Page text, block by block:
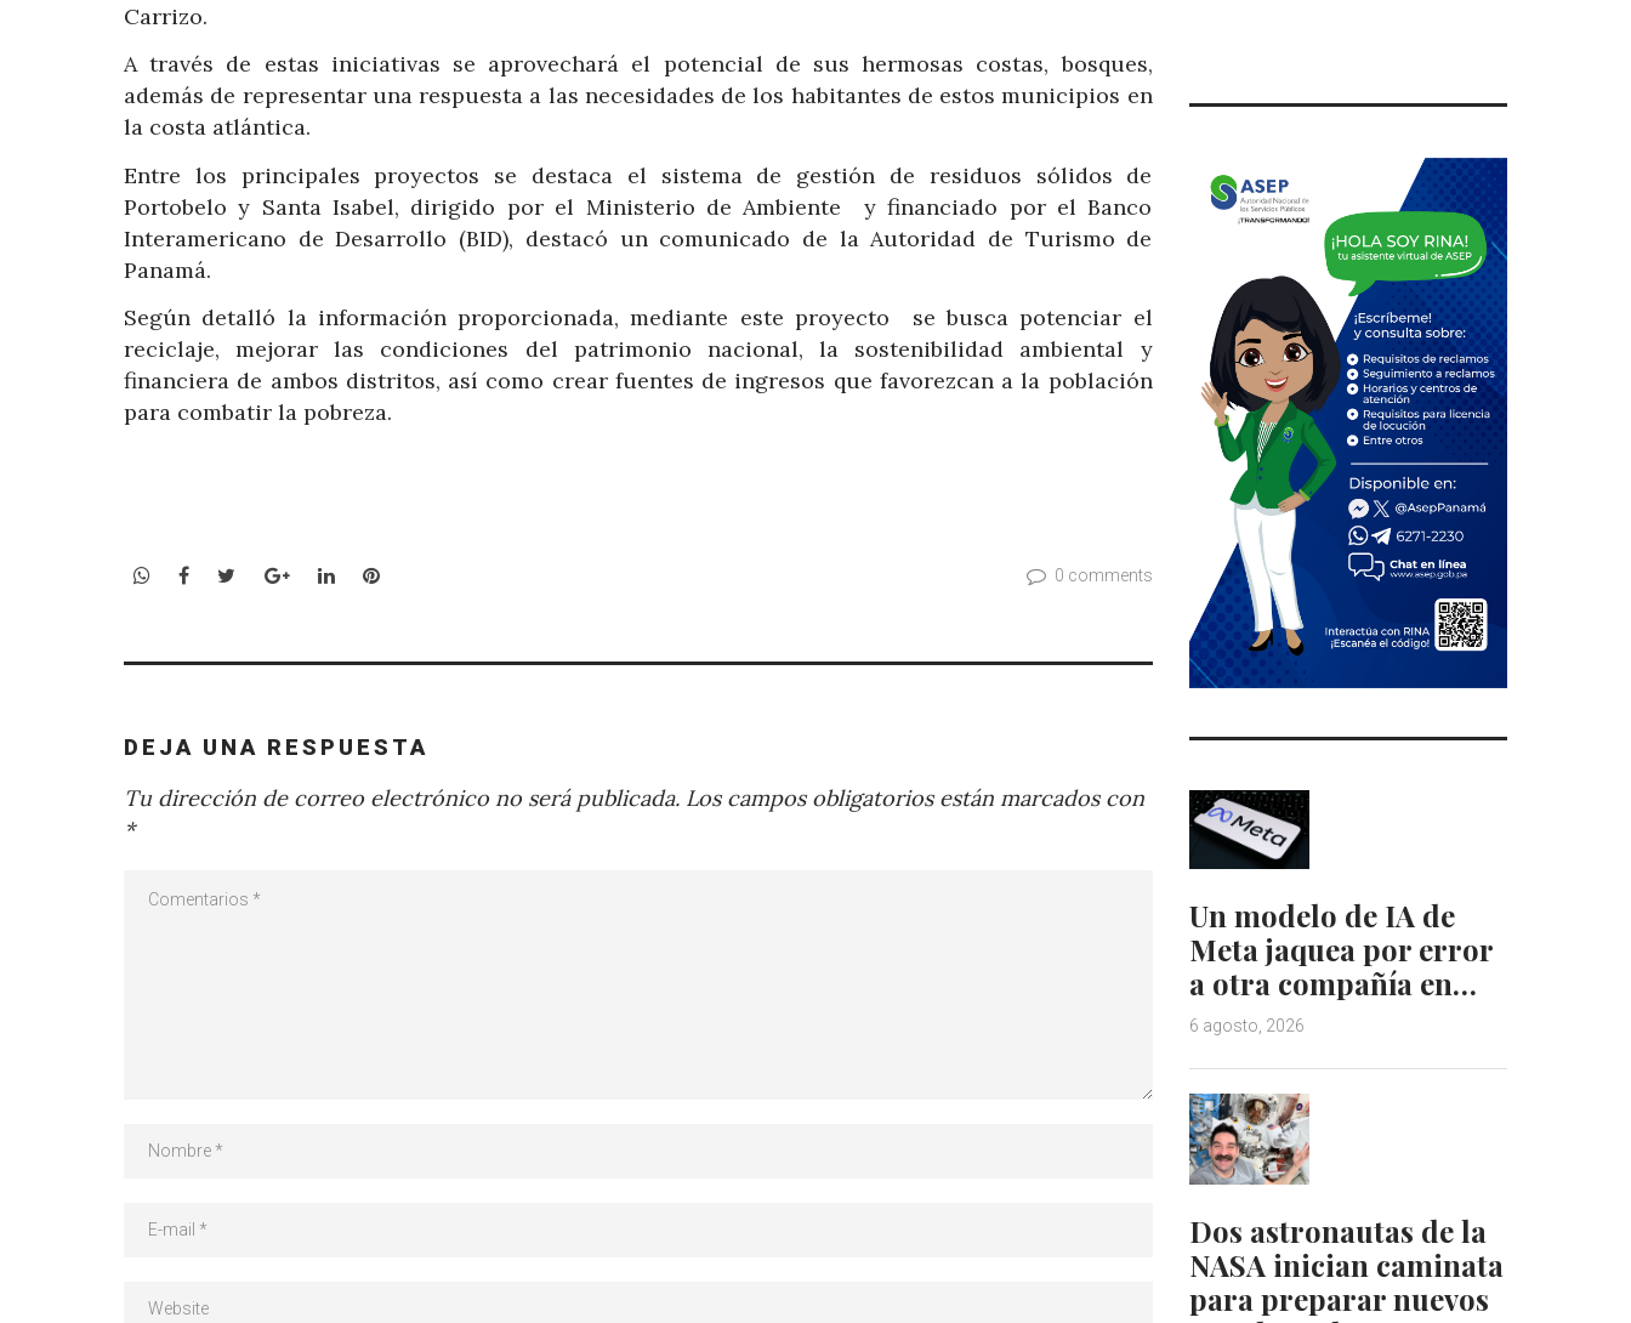
Carrizo.
A través de estas iniciativas se aprovechará el potencial de sus hermosas costas, bosques,
además de representar una respuesta a las necesidades de los habitantes de estos municipios en
la costa atlántica.
Entre los principales proyectos se destaca el sistema de gestión de residuos sólidos de
Portobelo y Santa Isabel, dirigido por el Ministerio de Ambiente y financiado por el Banco
Interamericano de Desarrollo (BID), destacó un comunicado de la Autoridad de Turismo de
Panamá.
Según detalló la información proporcionada, mediante este proyecto se busca potenciar el
reciclaje, mejorar las condiciones del patrimonio nacional, la sostenibilidad ambiental y
financiera de ambos distritos, así como crear fuentes de ingresos que favorezcan a la población
para combatir la pobreza.
WhatsApp
Facebook
TwitterGoogle+LinkedInPinterest 0 comments
DEJA UNA RESPUESTA
Tu dirección de correo electrónico no será publicada. Los campos obligatorios están marcados con
*
Un modelo de IA de
Meta jaquea por error
a otra compañía en…
6 agosto, 2026
Dos astronautas de la
NASA inician caminata
para preparar nuevos